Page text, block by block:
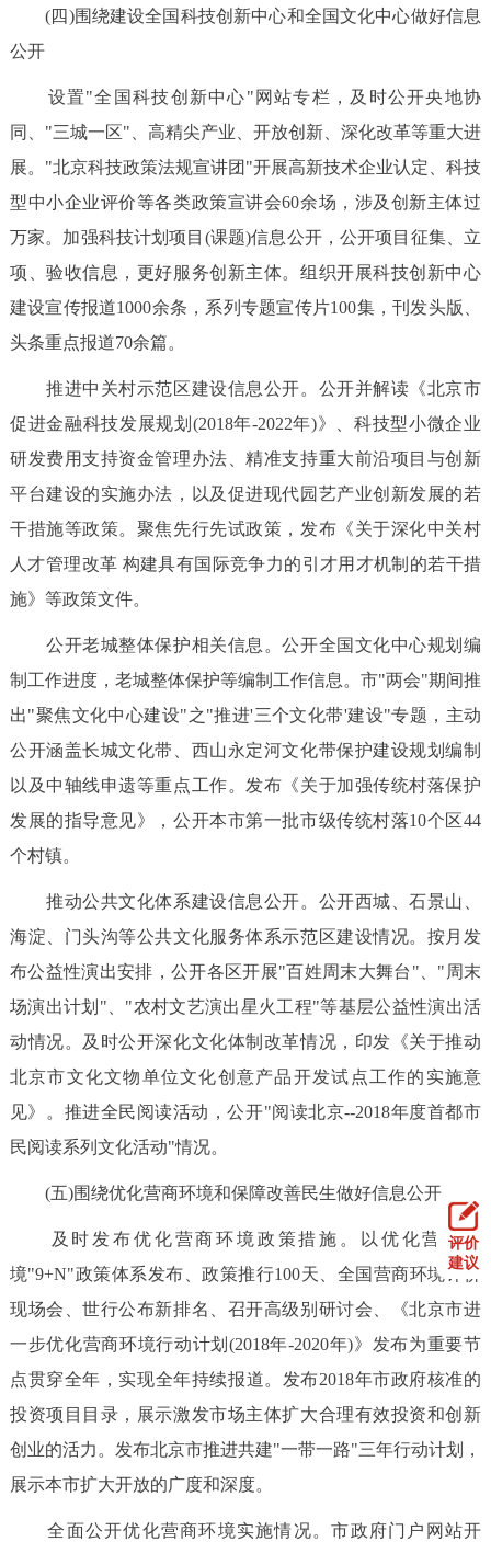
(四)围绕建设全国科技创新中心和全国文化中心做好信息
公开
设置"全国科技创新中心"网站专栏，及时公开央地协
同、"三城一区"、高精尖产业、开放创新、深化改革等重大进
展。"北京科技政策法规宣讲团"开展高新技术企业认定、科技
型中小企业评价等各类政策宣讲会60余场，涉及创新主体过
万家。加强科技计划项目(课题)信息公开，公开项目征集、立
项、验收信息，更好服务创新主体。组织开展科技创新中心
建设宣传报道1000余条，系列专题宣传片100集，刊发头版、
头条重点报道70余篇。
推进中关村示范区建设信息公开。公开并解读《北京市
促进金融科技发展规划(2018年-2022年)》、科技型小微企业
研发费用支持资金管理办法、精准支持重大前沿项目与创新
平台建设的实施办法，以及促进现代园艺产业创新发展的若
干措施等政策。聚焦先行先试政策，发布《关于深化中关村
人才管理改革 构建具有国际竞争力的引才用才机制的若干措
施》等政策文件。
公开老城整体保护相关信息。公开全国文化中心规划编
制工作进度，老城整体保护等编制工作信息。市"两会"期间推
出"聚焦文化中心建设"之"推进'三个文化带'建设"专题，主动
公开涵盖长城文化带、西山永定河文化带保护建设规划编制
以及中轴线申遗等重点工作。发布《关于加强传统村落保护
发展的指导意见》，公开本市第一批市级传统村落10个区44
个村镇。
推动公共文化体系建设信息公开。公开西城、石景山、
海淀、门头沟等公共文化服务体系示范区建设情况。按月发
布公益性演出安排，公开各区开展"百姓周末大舞台"、"周末
场演出计划"、"农村文艺演出星火工程"等基层公益性演出活
动情况。及时公开深化文化体制改革情况，印发《关于推动
北京市文化文物单位文化创意产品开发试点工作的实施意
见》。推进全民阅读活动，公开"阅读北京--2018年度首都市
民阅读系列文化活动"情况。
(五)围绕优化营商环境和保障改善民生做好信息公开
及时发布优化营商环境政策措施。以优化营商环
境"9+N"政策体系发布、政策推行100天、全国营商环境评价
现场会、世行公布新排名、召开高级别研讨会、《北京市进
一步优化营商环境行动计划(2018年-2020年)》发布为重要节
点贯穿全年，实现全年持续报道。发布2018年市政府核准的
投资项目目录，展示激发市场主体扩大合理有效投资和创新
创业的活力。发布北京市推进共建"一带一路"三年行动计划，
展示本市扩大开放的广度和深度。
全面公开优化营商环境实施情况。市政府门户网站开
评价
建议